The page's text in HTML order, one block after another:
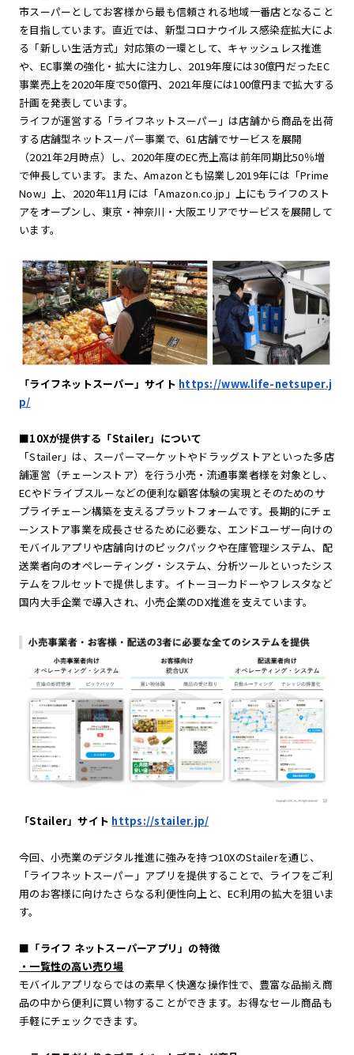
市スーパーとしてお客様から最も信頼される地域一番店となること
を目指しています。直近では、新型コロナウイルス感染症拡大によ
る「新しい生活方式」対応策の一環として、キャッシュレス推進
や、EC事業の強化・拡大に注力し、2019年度には30億円だったEC
事業売上を2020年度で50億円、2021年度には100億円まで拡大する
計画を発表しています。
ライフが運営する「ライフネットスーパー」は店舗から商品を出荷
する店舗型ネットスーパー事業で、61店舗でサービスを展開
（2021年2月時点）し、2020年度のEC売上高は前年同期比50％増
で伸長しています。また、Amazonとも協業し2019年には「Prime
Now」上、2020年11月には「Amazon.co.jp」上にもライフのスト
アをオープンし、東京・神奈川・大阪エリアでサービスを展開して
います。
「ライフネットスーパー」サイト https://www.life-netsuper.j
p/
■10Xが提供する「Stailer」について
「Stailer」は、スーパーマーケットやドラッグストアといった多店
舗運営（チェーンストア）を行う小売・流通事業者様を対象とし、
ECやドライブスルーなどの便利な顧客体験の実現とそのためのサ
プライチェーン構築を支えるプラットフォームです。長期的にチェ
ーンストア事業を成長させるために必要な、エンドユーザー向けの
モバイルアプリや店舗向けのピックパックや在庫管理システム、配
送業者向のオペレーティング・システム、分析ツールといったシス
テムをフルセットで提供します。イトーヨーカドーやフレスタなど
国内大手企業で導入され、小売企業のDX推進を支えています。
「Stailer」サイト https://stailer.jp/
今回、小売業のデジタル推進に強みを持つ10XのStailerを通じ、
「ライフネットスーパー」アプリを提供することで、ライフをご利
用のお客様に向けたさらなる利便性向上と、EC利用の拡大を狙いま
す。
■「ライフ ネットスーパーアプリ」の特徴
・一覧性の高い売り場
モバイルアプリならではの素早く快適な操作性で、豊富な品揃え商
品の中から便利に買い物することができます。お得なセール商品も
手軽にチェックできます。